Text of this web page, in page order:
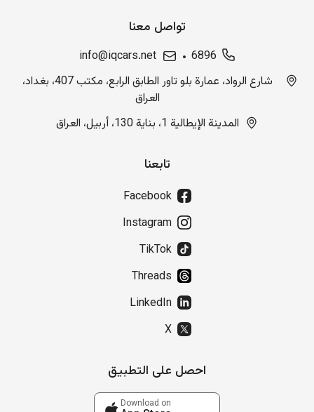
تواصل معنا
6896
info@iqcars.net
شارع الرواد، عمارة بلو تاور الطابق الرابع، مكتب 407، بغداد،
العراق
المدينة الإيطالية 1، بناية 130، أربيل، العراق
تابعنا
Facebook
Instagram
TikTok
Threads
LinkedIn
X
احصل على التطبيق
Download on